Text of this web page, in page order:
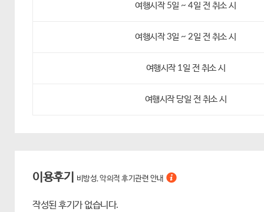
여행시작 5일 ~ 4일 전 취소 시
여행시작 3일 ~ 2일 전 취소 시
여행시작 1일 전 취소 시
여행시작 당일 전 취소 시
이용후기 비방성, 악의적 후기관련 안내
작성된 후기가 없습니다.